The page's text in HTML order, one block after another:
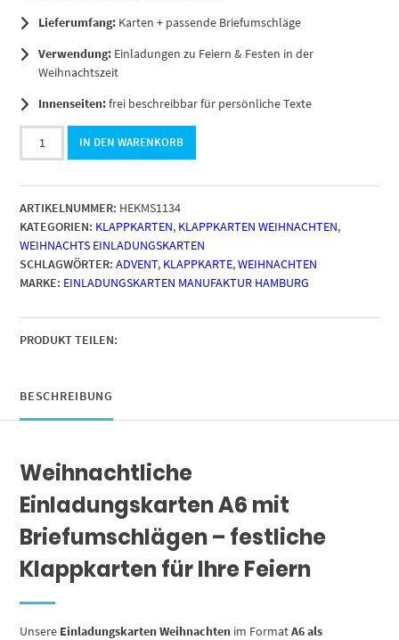
Lieferumfang: Karten + passende Briefumschläge
Verwendung: Einladungen zu Feiern & Festen in der
Weihnachtszeit
Innenseiten:frei beschreibbar für persönliche Texte
10
Klappkarten
Weihnachten
mit
Umschlägen
zur
Weihnachtsfeier
Sektgläser
Menge
IN DEN WARENKORB
ARTIKELNUMMER: HEKMS1134
KATEGORIEN: KLAPPKARTEN, KLAPPKARTEN WEIHNACHTEN,
WEIHNACHTS EINLADUNGSKARTEN
SCHLAGWÖRTER: ADVENT, KLAPPKARTE,WEIHNACHTEN
MARKE: EINLADUNGSKARTEN MANUFAKTUR HAMBURG
PRODUKT TEILEN:
BESCHREIBUNG
Weihnachtliche
Einladungskarten A6 mit
Briefumschlägen – festliche
Klappkarten für Ihre Feiern
Unsere Einladungskarten Weihnachten im FormatA6 als